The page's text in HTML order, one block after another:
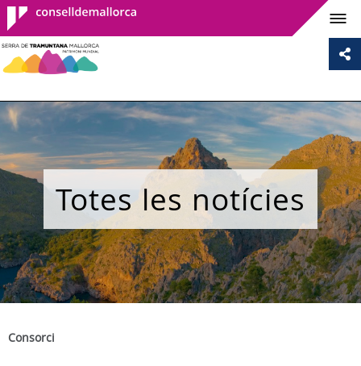
Consell de
Mallorca
Totes les notícies
Consorci